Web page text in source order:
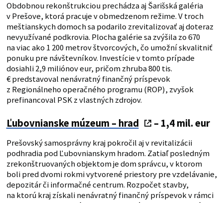
Obdobnou rekonštrukciou prechádza aj Šarišská galéria
v Prešove, ktorá pracuje v obmedzenom režime. V troch
meštianskych domoch sa podarilo zrevitalizovať aj doteraz
nevyužívané podkrovia. Plocha galérie sa zvýšila zo 670
na viac ako 1 200 metrov štvorcových, čo umožní skvalitniť
ponuku pre návštevníkov. Investície v tomto prípade
dosiahli 2,9 miliónov eur, pričom zhruba 800 tis.
€ predstavoval nenávratný finančný príspevok
z Regionálneho operačného programu (ROP), zvyšok
prefinancoval PSK z vlastných zdrojov.
Ľubovnianske múzeum – hrad – 1,4 mil. eur
Prešovský samosprávny kraj pokročil aj v revitalizácii
podhradia pod Ľubovnianskym hradom. Zatiaľ posledným
zrekonštruovaných objektom je dom správcu, v ktorom
boli pred dvomi rokmi vytvorené priestory pre vzdelávanie,
depozitár či informačné centrum. Rozpočet stavby,
na ktorú kraj získali nenávratný finančný príspevok v rámci